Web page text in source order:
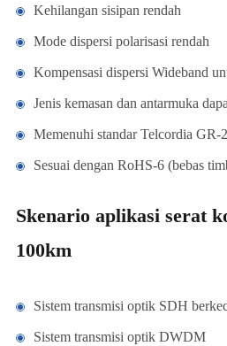
Kehilangan sisipan rendah
Mode dispersi polarisasi rendah
Kompensasi dispersi Wideband
Jenis kemasan dan antarmuka
Memenuhi standar Telcordia GR-
Sesuai dengan RoHS-6 (bebas
Skenario aplikasi serat
100km
Sistem transmisi optik SDH
Sistem transmisi optik DWDM